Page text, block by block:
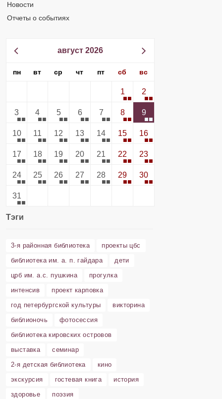
Новости
Отчеты о событиях
август 2026
пн вт ср чт пт сб вс
1 2
3 4 5 6 7 8 9
10 11 12 13 14 15 16
17 18 19 20 21 22 23
24 25 26 27 28 29 30
31
Тэги
3-я районная библиотека
проекты цбс
библиотека им. а. п. гайдара
дети
црб им. а.с. пушкина
прогулка
интенсив
проект карповка
год петербургской культуры
викторина
библионочь
фотосессия
библиотека кировских островов
выставка
семинар
2-я детская библиотека
кино
экскурсия
гостевая книга
история
здоровье
поэзия